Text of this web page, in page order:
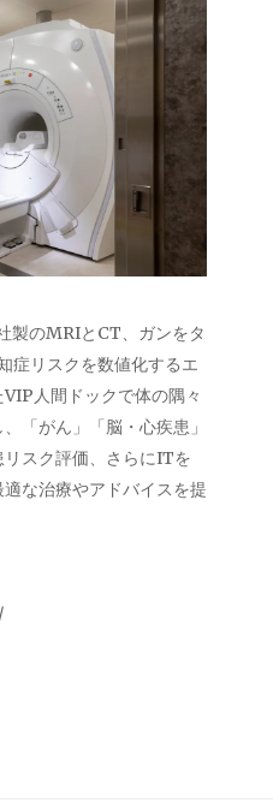
製のMRIとCT、ガンをタ
症リスクを数値化するエ
人間ドックで体の隅々
「がん」「脳・心疾患」
リスク評価、さらにITを
な治療やアドバイスを提